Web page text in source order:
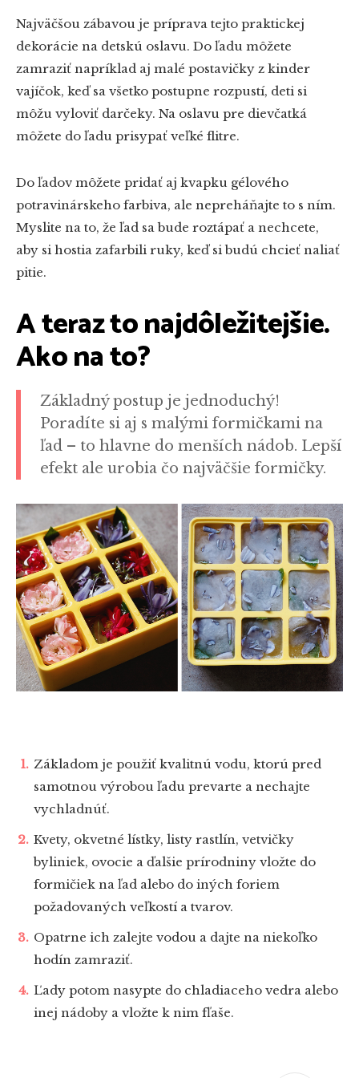
Najväčšou zábavou je príprava tejto praktickej
dekorácie na detskú oslavu. Do ľadu môžete
zamraziť napríklad aj malé postavičky z kinder
vajíčok, keď sa všetko postupne rozpustí, deti si
môžu vyloviť darčeky. Na oslavu pre dievčatká
môžete do ľadu prisypať veľké flitre.
Do ľadov môžete pridať aj kvapku gélového
potravinárskeho farbiva, ale nepreháňajte to s ním.
Myslite na to, že ľad sa bude roztápať a nechcete,
aby si hostia zafarbili ruky, keď si budú chcieť naliať
pitie.
A teraz to najdôležitejšie.
Ako na to?
Základný postup je jednoduchý!
Poradíte si aj s malými formičkami na
ľad – to hlavne do menších nádob. Lepší
efekt ale urobia čo najväčšie formičky.
Základom je použiť kvalitnú vodu, ktorú pred
samotnou výrobou ľadu prevarte a nechajte
vychladnúť.
Kvety, okvetné lístky, listy rastlín, vetvičky
byliniek, ovocie a ďalšie prírodniny vložte do
formičiek na ľad alebo do iných foriem
požadovaných veľkostí a tvarov.
Opatrne ich zalejte vodou a dajte na niekoľko
hodín zamraziť.
Ľady potom nasypte do chladiaceho vedra alebo
inej nádoby a vložte k nim fľaše.